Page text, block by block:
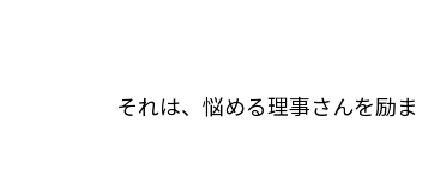
それは、悩める理事さんを励ま